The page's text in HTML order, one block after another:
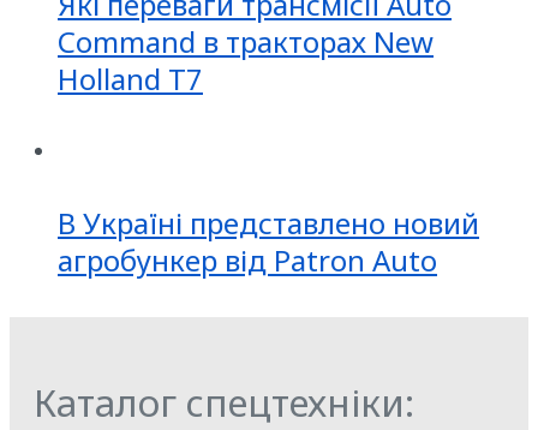
Command в тракторах New
Holland T7
В Україні представлено новий
агробункер від Patron Auto
Каталог спецтехніки: